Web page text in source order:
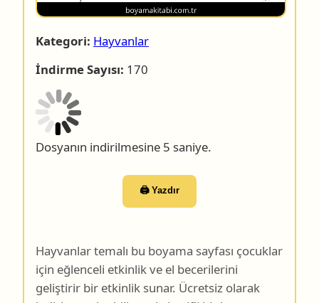
Kategori: Hayvanlar
İndirme Sayısı: 170
Dosyanın indirilmesine 4 saniye.
geliştirir bir etkinlik sunar. Ücretsiz olarak
indirip yazdırabilir, evde keyifli bir boyama
zamanı oluşturabilirsiniz.